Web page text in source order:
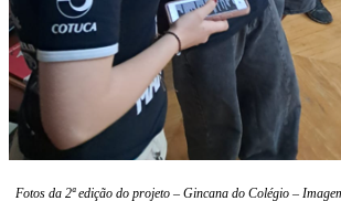
Fotos da 2ª edição do projeto – Gincana do Colégio –